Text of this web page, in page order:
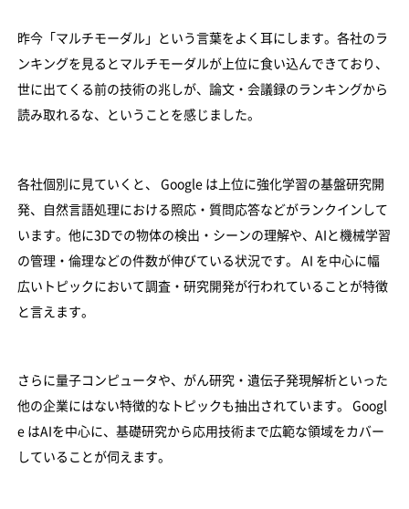
昨今「マルチモーダル」という言葉をよく耳にします。各社のラ
ンキングを見るとマルチモーダルが上位に食い込んできており、
世に出てくる前の技術の兆しが、論文・会議録のランキングから
読み取れるな、ということを感じました。
各社個別に見ていくと、 Google は上位に強化学習の基盤研究開
発、自然言語処理における照応・質問応答などがランクインして
います。他に3Dでの物体の検出・シーンの理解や、AIと機械学習
の管理・倫理などの件数が伸びている状況です。 AI を中心に幅
広いトピックにおいて調査・研究開発が行われていることが特徴
と言えます。
さらに量子コンピュータや、がん研究・遺伝子発現解析といった
他の企業にはない特徴的なトピックも抽出されています。 Googl
e はAIを中心に、基礎研究から応用技術まで広範な領域をカバー
していることが伺えます。